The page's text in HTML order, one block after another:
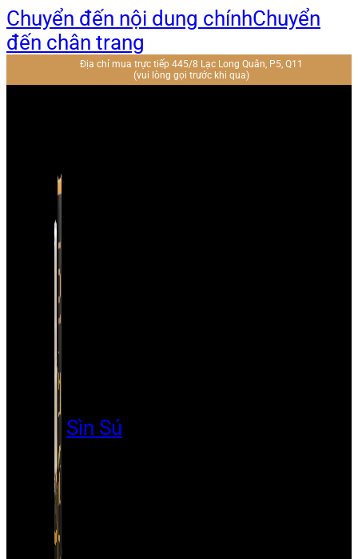
Chuyển đến nội dung chínhChuyển
đến chân trang
Địa chỉ mua trực tiếp 445/8 Lạc Long Quân, P5, Q11
(vui lòng gọi trước khi qua)
Sìn Sú